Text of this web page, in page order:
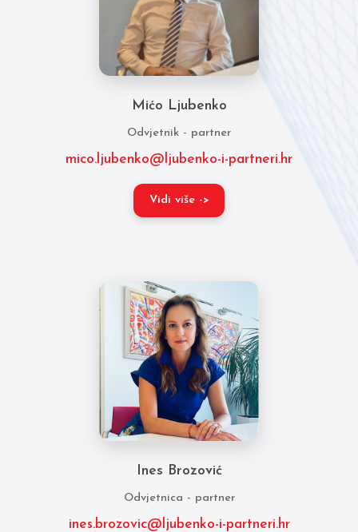
Mićo Ljubenko
Odvjetnik - partner
mico.ljubenko@ljubenko-i-partneri.hr
Vidi više ->
Ines Brozović
Odvjetnica - partner
ines.brozovic@ljubenko-i-partneri.hr